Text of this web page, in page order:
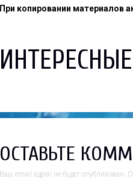
При копировании материалов
ОСТАВЬТЕ
Ваш email адрес не будет опубликован.